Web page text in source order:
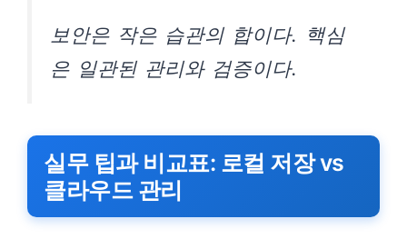
보안은 작은 습관의 합이다. 핵심
은 일관된 관리와 검증이다.
실무 팁과 비교표: 로컬 저장 vs
클라우드 관리